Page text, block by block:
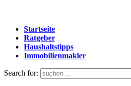
Startseite
Ratgeber
Haushaltstipps
Immobilienmakler
Search for: